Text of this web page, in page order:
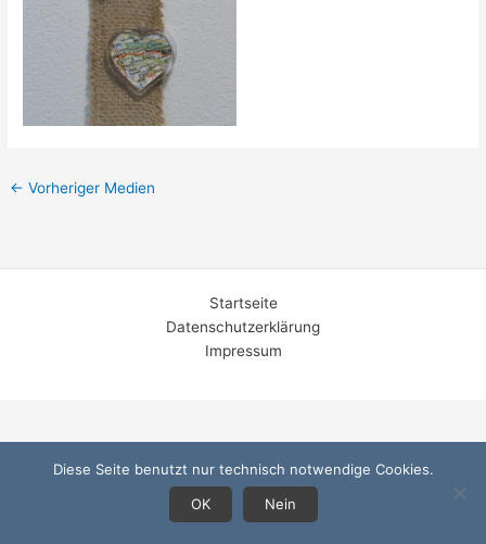
← Vorheriger Medien
Startseite
Datenschutzerklärung
Impressum
Diese Seite benutzt nur technisch notwendige Cookies.
OK
Nein